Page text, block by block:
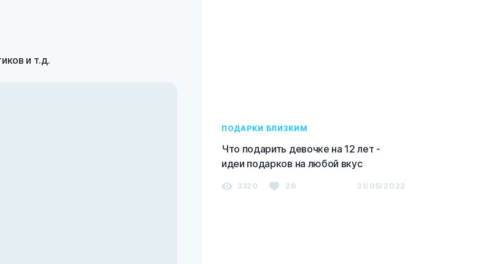
и т.д.
ПОДАРКИ БЛИЗКИМ
Что подарить девочке на 12 лет -
идеи подарков на любой вкус
3320 26 31/05/2022